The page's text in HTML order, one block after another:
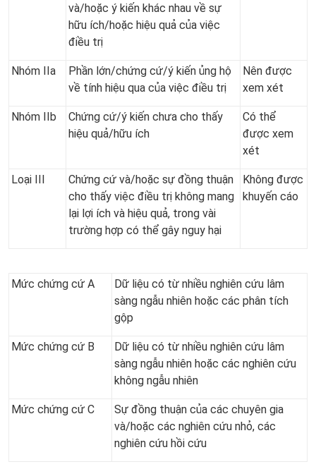
và/hoặc ý kiến khác nhau về sự
hữu ích/hoặc hiệu quả của việc
điều trị
Nhóm IIa
Phần lớn/chứng cứ/ý kiến ủng hộ
về tính hiệu qua của việc điều trị
Nên được
xem xét
Nhóm IIb
Chứng cứ/ý kiến chưa cho thấy
hiệu quả/hữu ích
Có thể
được xem
xét
Loại III
Chứng cứ và/hoặc sự đồng thuận
cho thấy việc điều trị không mang
lại lợi ích và hiệu quả, trong vài
trường hợp có thể gây nguy hại
Không được
khuyến cáo
Mức chứng cứ A
Dữ liệu có từ nhiều nghiên cứu lâm
sàng ngẫu nhiên hoặc các phân tích
gộp
Mức chứng cứ B
Dữ liệu có từ nhiều nghiên cứu lâm
sàng ngẫu nhiên hoặc các nghiên cứu
không ngẫu nhiên
Mức chứng cứ C
Sự đồng thuận của các chuyên gia
và/hoặc các nghiên cứu nhỏ, các
nghiên cứu hồi cứu